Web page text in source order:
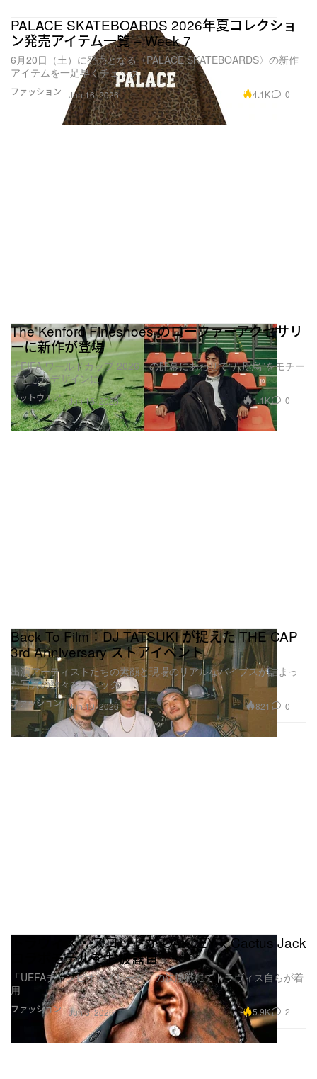
ファッション
PALACE SKATEBOARDS 2026年夏コレクショ
ン発売アイテム一覧 – Week 7
6月20日（土）に発売となる〈PALACE SKATEBOARDS〉の新作
アイテムを一足早くチェック
Jun 16, 2026 4.1K 0
フットウエア
The Kenford Fineshoes のローファーアクセサリ
ーに新作が登場
「FIFA ワールドカップ 2026」の開幕にあわせて“八咫烏”をモチー
フとしたデザインに
Jun 15, 2026 1.1K 0
ファッション
Back To Film：DJ TATSUKI が捉えた THE CAP
3rd Anniversary ストアイベント
出演アーティストたちの素顔と現場のリアルなバイブスが詰まっ
た写真の数々をチェック
Jun 10, 2026 821 0
ファッション
トラヴィス・スコットが OAKLEY x Cactus Jack
コラボモデルをお披露目
「UEFAチャンピオンズリーグ」の決勝戦にてトラヴィス自らが着
用
Jun 3, 2026 5.9K 2